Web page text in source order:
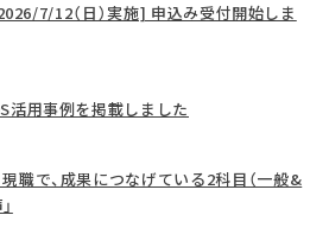
7/12（日）実施] 申込み受付開始しま
活用事例を掲載しました
職で、成果につなげている2科目（一般&